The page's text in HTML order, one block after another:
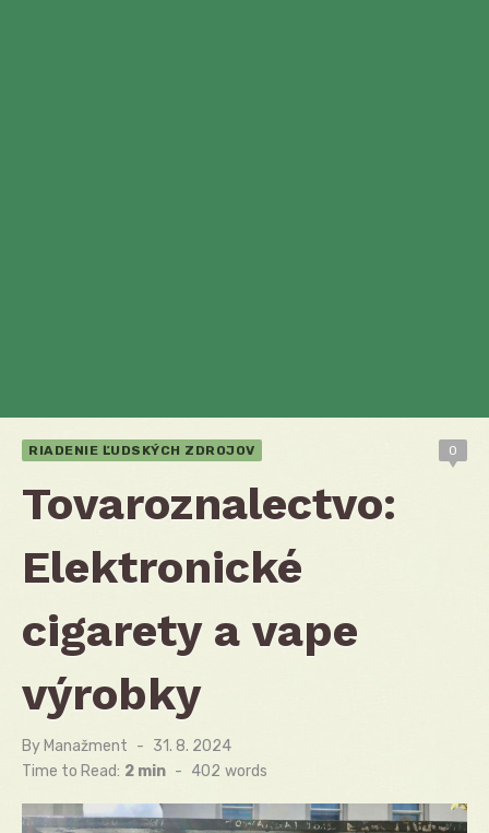
RIADENIE ĽUDSKÝCH ZDROJOV 0
Tovaroznalectvo:
Elektronické
cigarety a vape
výrobky
By Manažment
Posted
on
31. 8. 2024
Time to Read: 2 min - 402 words